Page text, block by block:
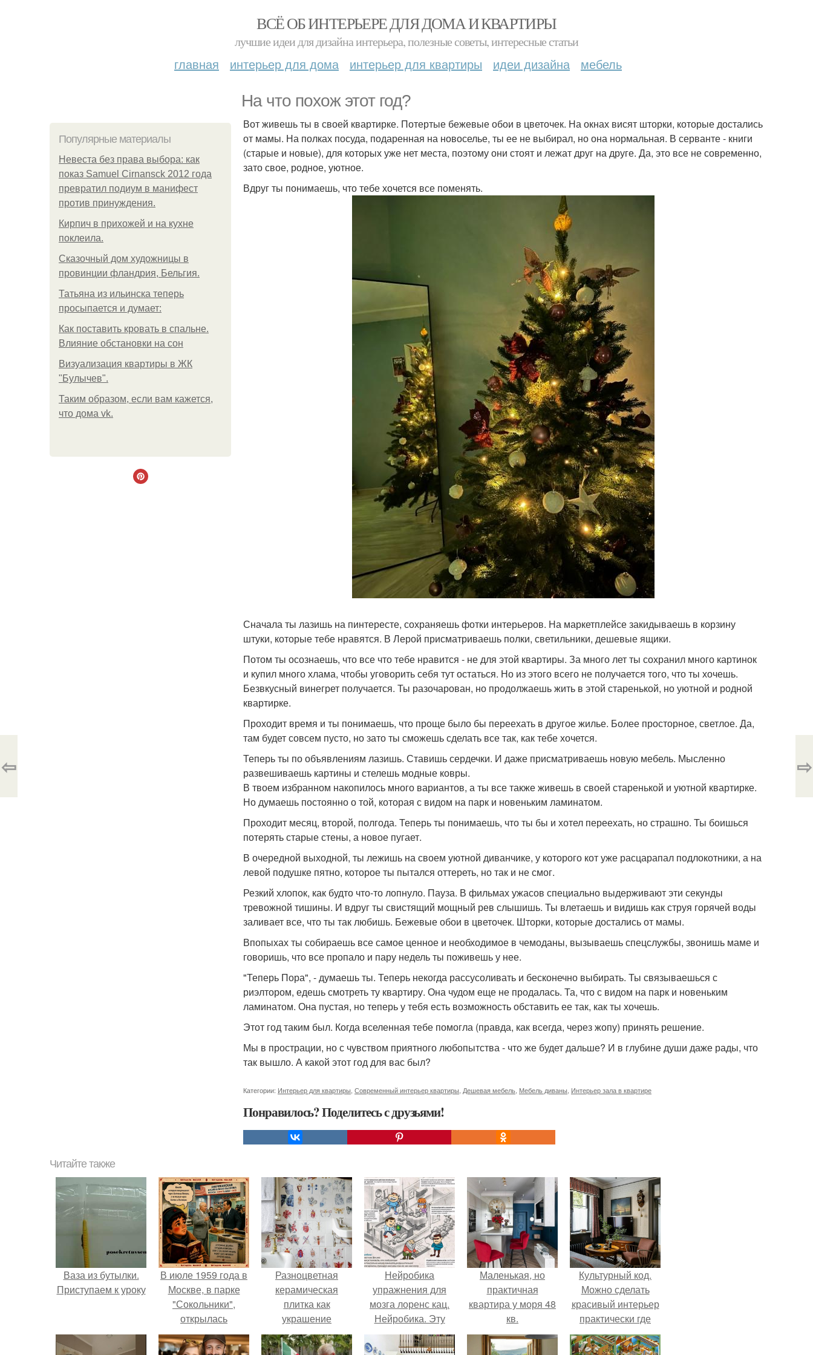
ВСЁ ОБ ИНТЕРЬЕРЕ ДЛЯ ДОМА И КВАРТИРЫ
лучшие идеи для дизайна интерьера, полезные советы, интересные статьи
главная интерьер для дома интерьер для квартиры идеи дизайна мебель
На что похож этот год?
Популярные материалы
Невеста без права выбора: как
показ Samuel Cirnansck 2012 года
превратил подиум в манифест
против принуждения.
Кирпич в прихожей и на кухне
поклеила.
Сказочный дом художницы в
провинции фландрия, Бельгия.
Татьяна из ильинска теперь
просыпается и думает:
Как поставить кровать в спальне.
Влияние обстановки на сон
Визуализация квартиры в ЖК
"Булычев".
Таким образом, если вам кажется,
что дома vk.
Вот живешь ты в своей квартирке. Потертые бежевые обои в цветочек. На окнах висят шторки, которые достались
от мамы. На полках посуда, подаренная на новоселье, ты ее не выбирал, но она нормальная. В серванте - книги
(старые и новые), для которых уже нет места, поэтому они стоят и лежат друг на друге. Да, это все не современно,
зато свое, родное, уютное.
Вдруг ты понимаешь, что тебе хочется все поменять.
Сначала ты лазишь на пинтересте, сохраняешь фотки интерьеров. На маркетплейсе закидываешь в корзину
штуки, которые тебе нравятся. В Лерой присматриваешь полки, светильники, дешевые ящики.
Потом ты осознаешь, что все что тебе нравится - не для этой квартиры. За много лет ты сохранил много картинок
и купил много хлама, чтобы уговорить себя тут остаться. Но из этого всего не получается того, что ты хочешь.
Безвкусный винегрет получается. Ты разочарован, но продолжаешь жить в этой старенькой, но уютной и родной
квартирке.
Проходит время и ты понимаешь, что проще было бы переехать в другое жилье. Более просторное, светлое. Да,
там будет совсем пусто, но зато ты сможешь сделать все так, как тебе хочется.
Теперь ты по объявлениям лазишь. Ставишь сердечки. И даже присматриваешь новую мебель. Мысленно
развешиваешь картины и стелешь модные ковры.
В твоем избранном накопилось много вариантов, а ты все также живешь в своей старенькой и уютной квартирке.
Но думаешь постоянно о той, которая с видом на парк и новеньким ламинатом.
Проходит месяц, второй, полгода. Теперь ты понимаешь, что ты бы и хотел переехать, но страшно. Ты боишься
потерять старые стены, а новое пугает.
В очередной выходной, ты лежишь на своем уютной диванчике, у которого кот уже расцарапал подлокотники, а на
левой подушке пятно, которое ты пытался оттереть, но так и не смог.
Резкий хлопок, как будто что-то лопнуло. Пауза. В фильмах ужасов специально выдерживают эти секунды
тревожной тишины. И вдруг ты свистящий мощный рев слышишь. Ты влетаешь и видишь как струя горячей воды
заливает все, что ты так любишь. Бежевые обои в цветочек. Шторки, которые достались от мамы.
Впопыхах ты собираешь все самое ценное и необходимое в чемоданы, вызываешь спецслужбы, звонишь маме и
говоришь, что все пропало и пару недель ты поживешь у нее.
"Теперь Пора", - думаешь ты. Теперь некогда рассусоливать и бесконечно выбирать. Ты связываешься с
риэлтором, едешь смотреть ту квартиру. Она чудом еще не продалась. Та, что с видом на парк и новеньким
ламинатом. Она пустая, но теперь у тебя есть возможность обставить ее так, как ты хочешь.
Этот год таким был. Когда вселенная тебе помогла (правда, как всегда, через жопу) принять решение.
Мы в прострации, но с чувством приятного любопытства - что же будет дальше? И в глубине души даже рады, что
так вышло. А какой этот год для вас был?
Категории: Интерьер для квартиры Современный интерьер квартиры Дешевая мебель Мебель диваны Интерьер зала в квартире
Понравилось? Поделитесь с друзьями!
⇦ ⇨
Читайте также
Ваза из бутылки.
Приступаем к уроку
В июле 1959 года в
Москве, в парке
"Сокольники",
открылась
американская
национальная
Разноцветная
керамическая
плитка как
украшение
интерьера.
Нейробика
упражнения для
мозга лоренс кац.
Нейробика. Эту
методику
тренировки для
Маленькая, но
практичная
квартира у моря 48
кв.
Культурный код.
Можно сделать
красивый интерьер
практически где
угодно.